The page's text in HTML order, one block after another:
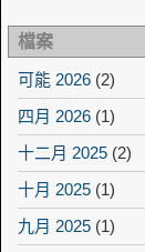
檔案
可能 2026 (2)
四月 2026 (1)
十二月 2025 (2)
十月 2025 (1)
九月 2025 (1)